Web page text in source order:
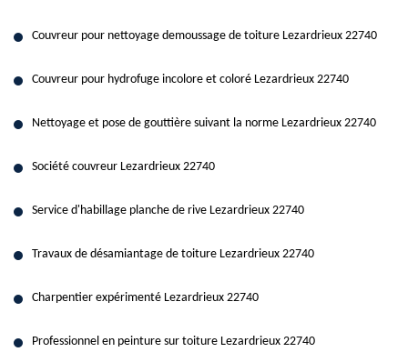
Couvreur pour nettoyage demoussage de toiture Lezardrieux 22740
Couvreur pour hydrofuge incolore et coloré Lezardrieux 22740
Nettoyage et pose de gouttière suivant la norme Lezardrieux 22740
Société couvreur Lezardrieux 22740
Service d'habillage planche de rive Lezardrieux 22740
Travaux de désamiantage de toiture Lezardrieux 22740
Charpentier expérimenté Lezardrieux 22740
Professionnel en peinture sur toiture Lezardrieux 22740